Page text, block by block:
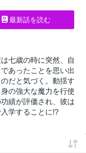
最新話を読む
七歳の時に突然、自
あったことを思い出
だと気づく。動揺す
の強大な魔力を行使
績が評価され、彼は
学することに!?